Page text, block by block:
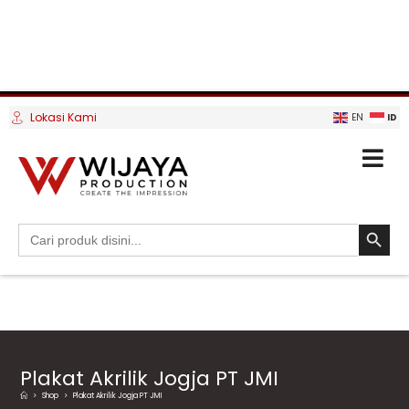
Lokasi Kami EN ID
Search
for:
SEARCH
Plakat Akrilik Jogja PT JMI
> Shop > Plakat Akrilik Jogja PT JMI